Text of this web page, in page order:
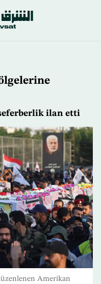
ilan etti
Amerikan